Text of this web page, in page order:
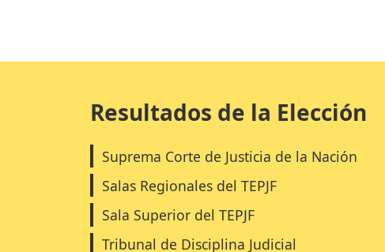
Resultados de la Elección
Suprema Corte de Justicia de la Nación
Salas Regionales del TEPJF
Sala Superior del TEPJF
Tribunal de Disciplina Judicial